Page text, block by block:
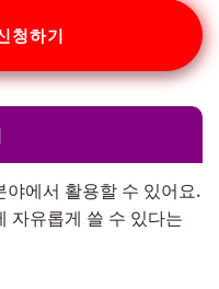
청하기
에서 활용할 수 있어요.
자유롭게 쓸 수 있다는